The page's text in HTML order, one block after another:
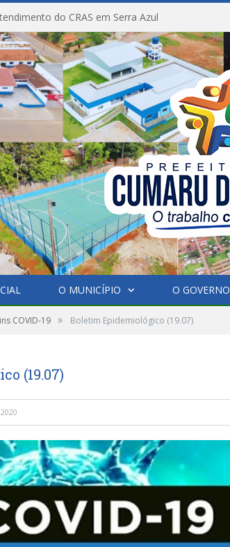
do CRAS em Serra Azul
O MUNICÍPIO O GOVERNO
COVID-19 » Boletim Epidemiológico (19.07)
(19.07)